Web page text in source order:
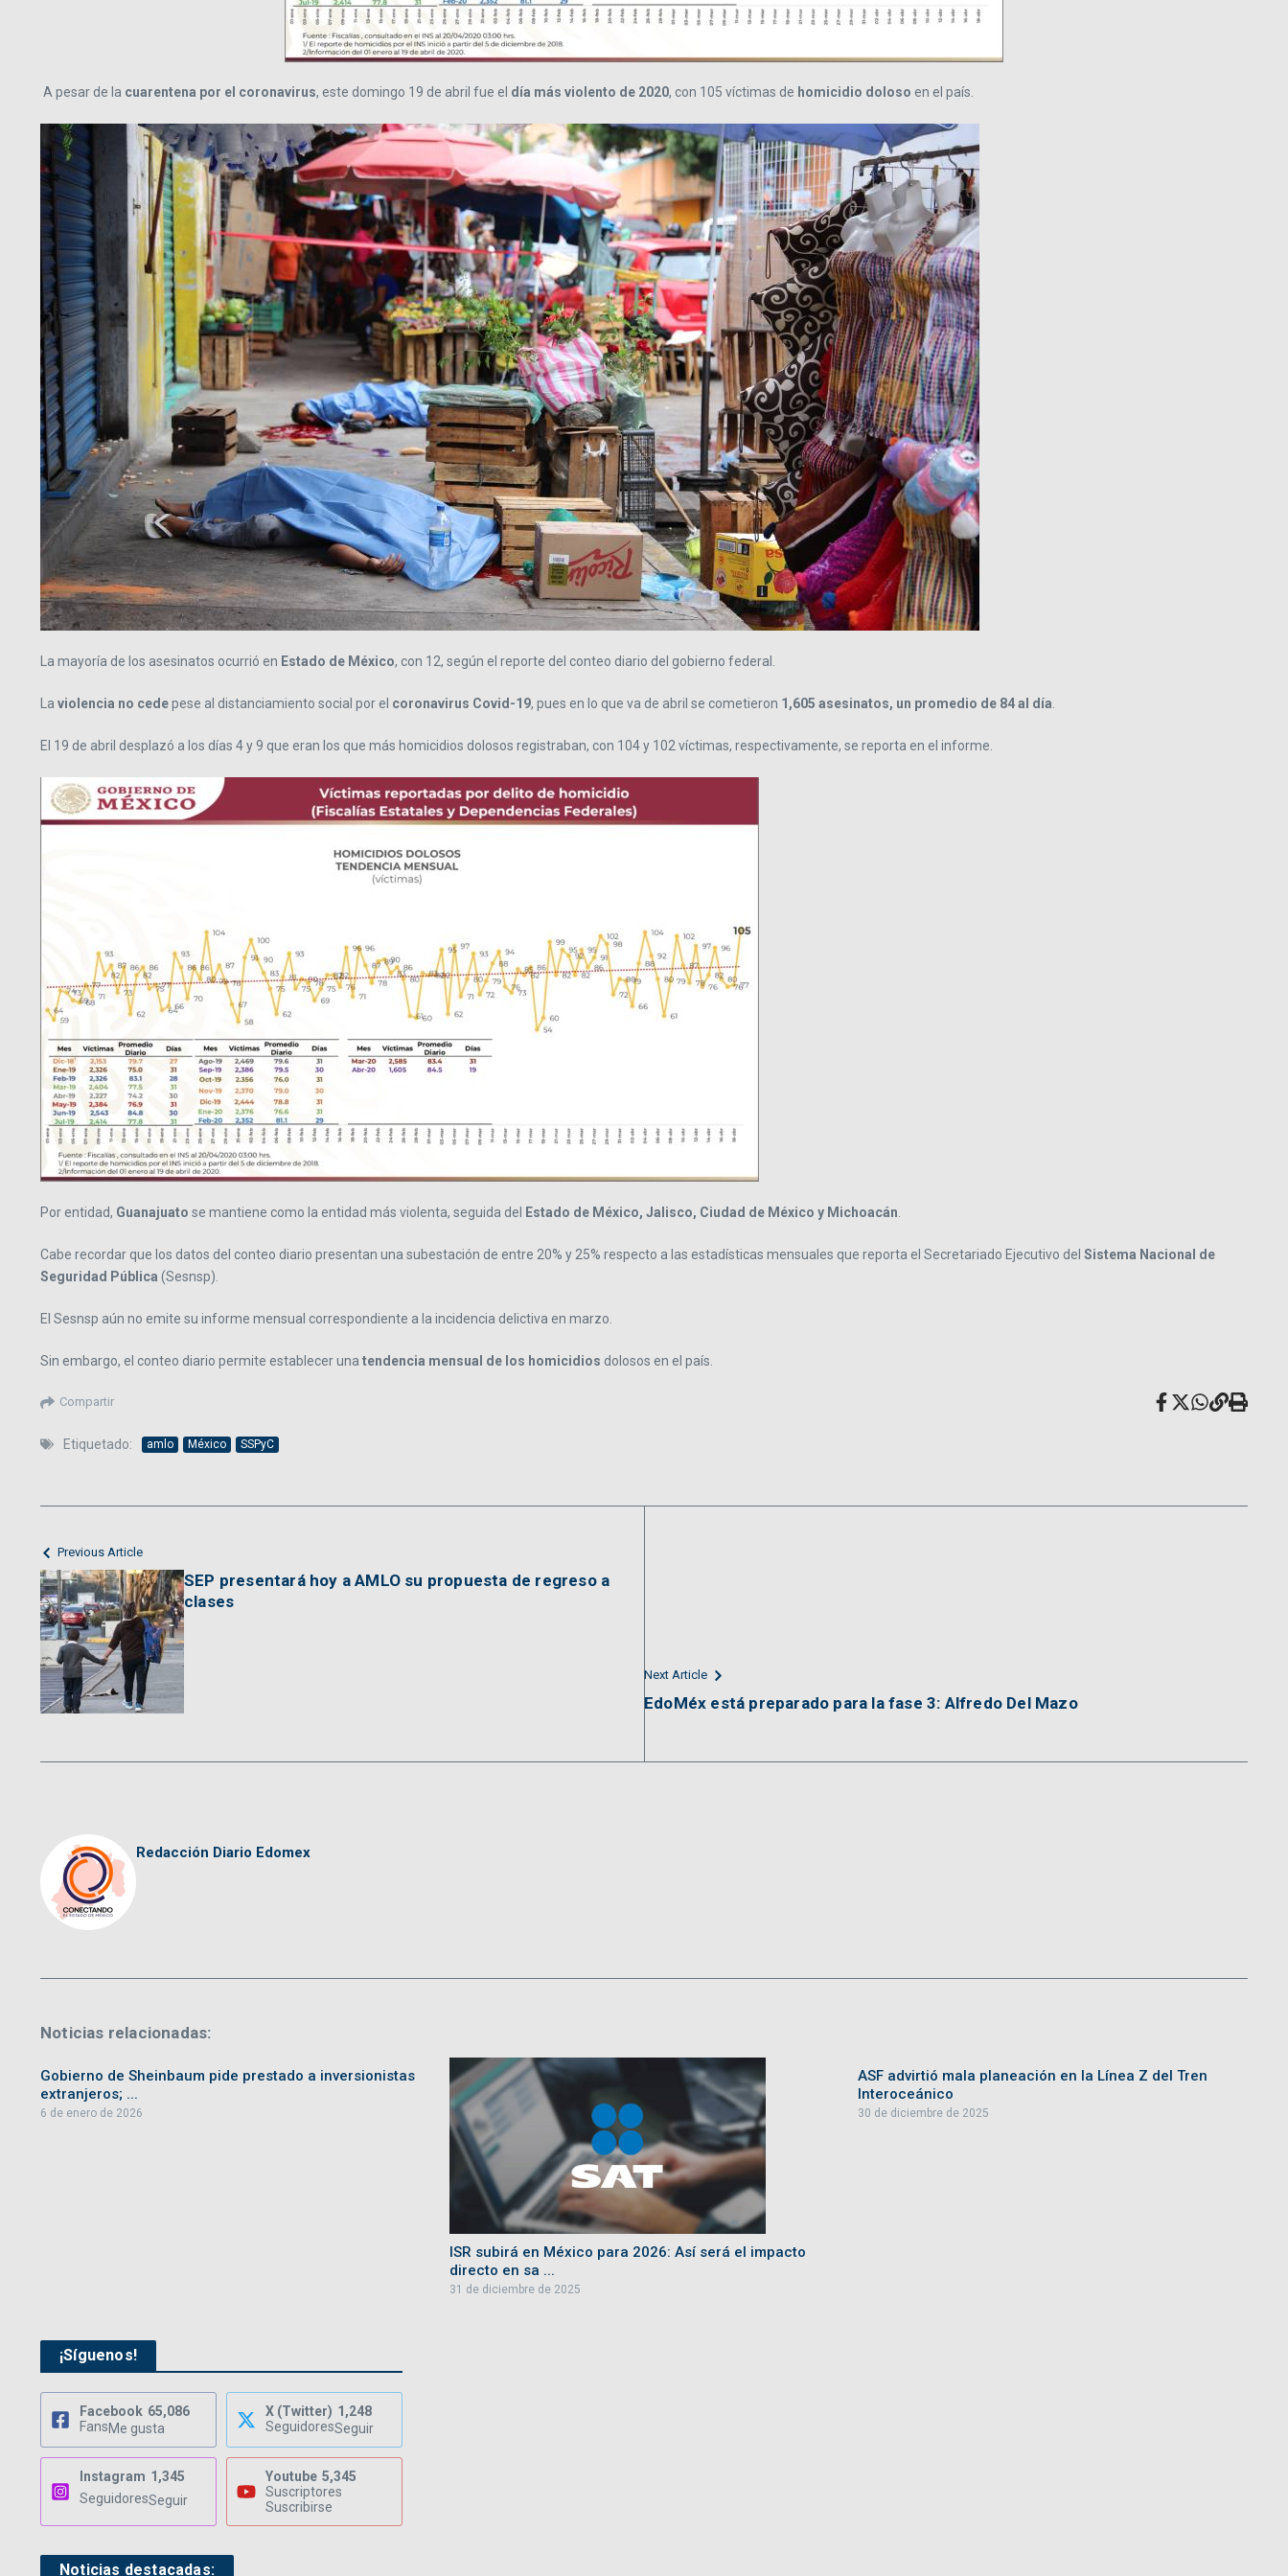
A pesar de la cuarentena por el coronavirus, este domingo 19 de abril fue el día más violento de 2020, con 105 víctimas de homicidio doloso en el país.
La mayoría de los asesinatos ocurrió en Estado de México, con 12, según el reporte del conteo diario del gobierno federal.
La violencia no cedepese al distanciamiento social por el coronavirus Covid-19, pues en lo que va de abril se cometieron 1,605 asesinatos, un promedio de 84 al día.
El 19 de abril desplazó a los días 4 y 9 que eran los que más homicidios dolosos registraban, con 104 y 102 víctimas, respectivamente, se reporta en el informe.
Por entidad, Guanajuato se mantiene como la entidad más violenta, seguida del Estado de México, Jalisco, Ciudad de México y Michoacán.
Cabe recordar que los datos del conteo diario presentan una subestación de entre 20% y 25% respecto a las estadísticas mensuales que reporta el Secretariado Ejecutivo del Sistema Nacional de
Seguridad Pública (Sesnsp).
El Sesnsp aún no emite su informe mensual correspondiente a la incidencia delictiva en marzo.
Sin embargo, el conteo diario permite establecer una tendencia mensual de los homicidios dolosos en el país.
Compartir
Etiquetado: amlo México SSPyC
Previous Article
SEP presentará hoy a AMLO su propuesta de regreso a
clases
Next Article
EdoMéx está preparado para la fase 3: Alfredo Del Mazo
Redacción Diario Edomex
Noticias relacionadas:
Gobierno de Sheinbaum pide prestado a inversionistas
extranjeros; ...
6 de enero de 2026
ISR subirá en México para 2026: Así será el impacto
directo en sa ...
31 de diciembre de 2025
ASF advirtió mala planeación en la Línea Z del Tren
Interoceánico
30 de diciembre de 2025
¡Síguenos!
Facebook 65,086
FansMe gusta
X (Twitter) 1,248
SeguidoresSeguir
Instagram 1,345
SeguidoresSeguir
Youtube 5,345
Suscriptores
Suscribirse
Noticias destacadas: